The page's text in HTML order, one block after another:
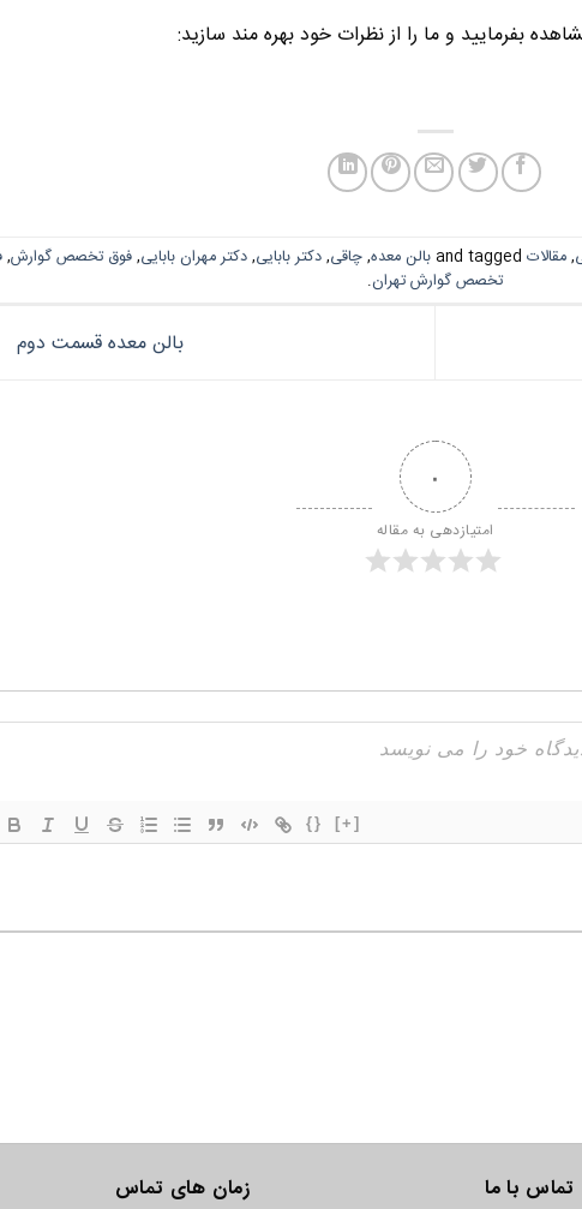
بفرمایید و ما را از نظرات خود بهره مند سازید:
,مقالات بالن معده,چاقی,دکتر بابایی,دکتر مهران بابایی,فوق تخصص گوارش,
تخصص گوارش تهران.
بالن معده قسمت دوم
۰
امتیازدهی به مقاله
{} [+]
تماس با ما زمان های تماس